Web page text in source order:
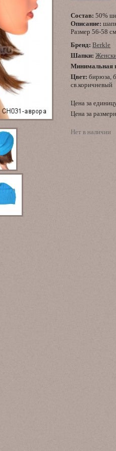
Состав: 50%
Описание:
Размер 56-58
Бренд: Berkle
Шапки:
Минимальная
Цвет: бирюза,
св.коричневый
Цена за
Цена за
Нет в наличии